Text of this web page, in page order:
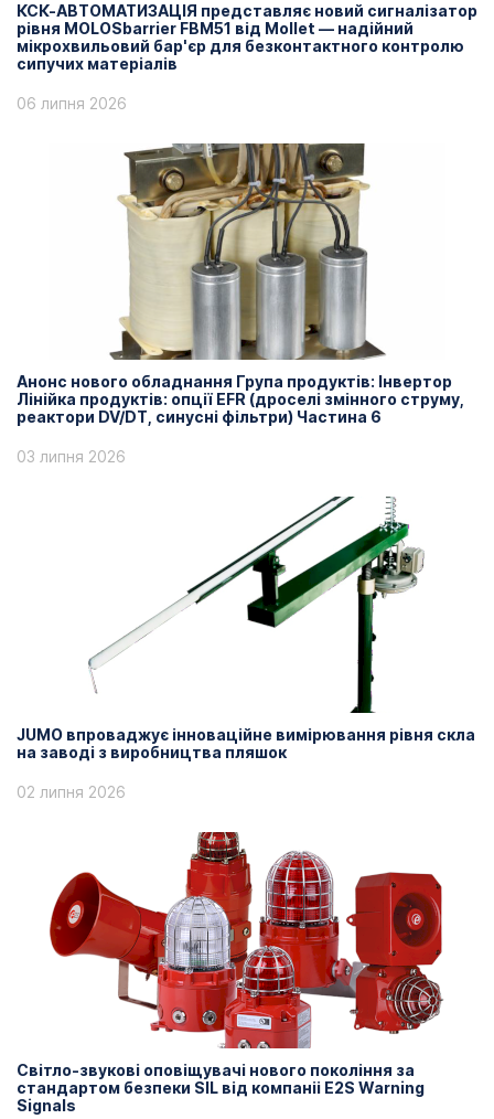
КСК-АВТОМАТИЗАЦІЯ представляє новий сигналізатор
рівня MOLOSbarrier FBM51 від Mollet — надійний
мікрохвильовий бар'єр для безконтактного контролю
сипучих матеріалів
06 липня 2026
Анонс нового обладнання Група продуктів: Інвертор
Лінійка продуктів: опції EFR (дроселі змінного струму,
реактори DV/DT, синусні фільтри) Частина 6
03 липня 2026
JUMO впроваджує інноваційне вимірювання рівня скла
на заводі з виробництва пляшок
02 липня 2026
Світло-звукові оповіщувачі нового покоління за
стандартом безпеки SIL від компаніі E2S Warning
Signals